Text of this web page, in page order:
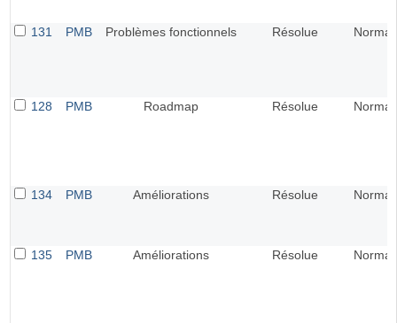
131 PMB Problèmes fonctionnels Résolue Normal
128 PMB Roadmap Résolue Normal
134 PMB Améliorations Résolue Normal
135 PMB Améliorations Résolue Normal